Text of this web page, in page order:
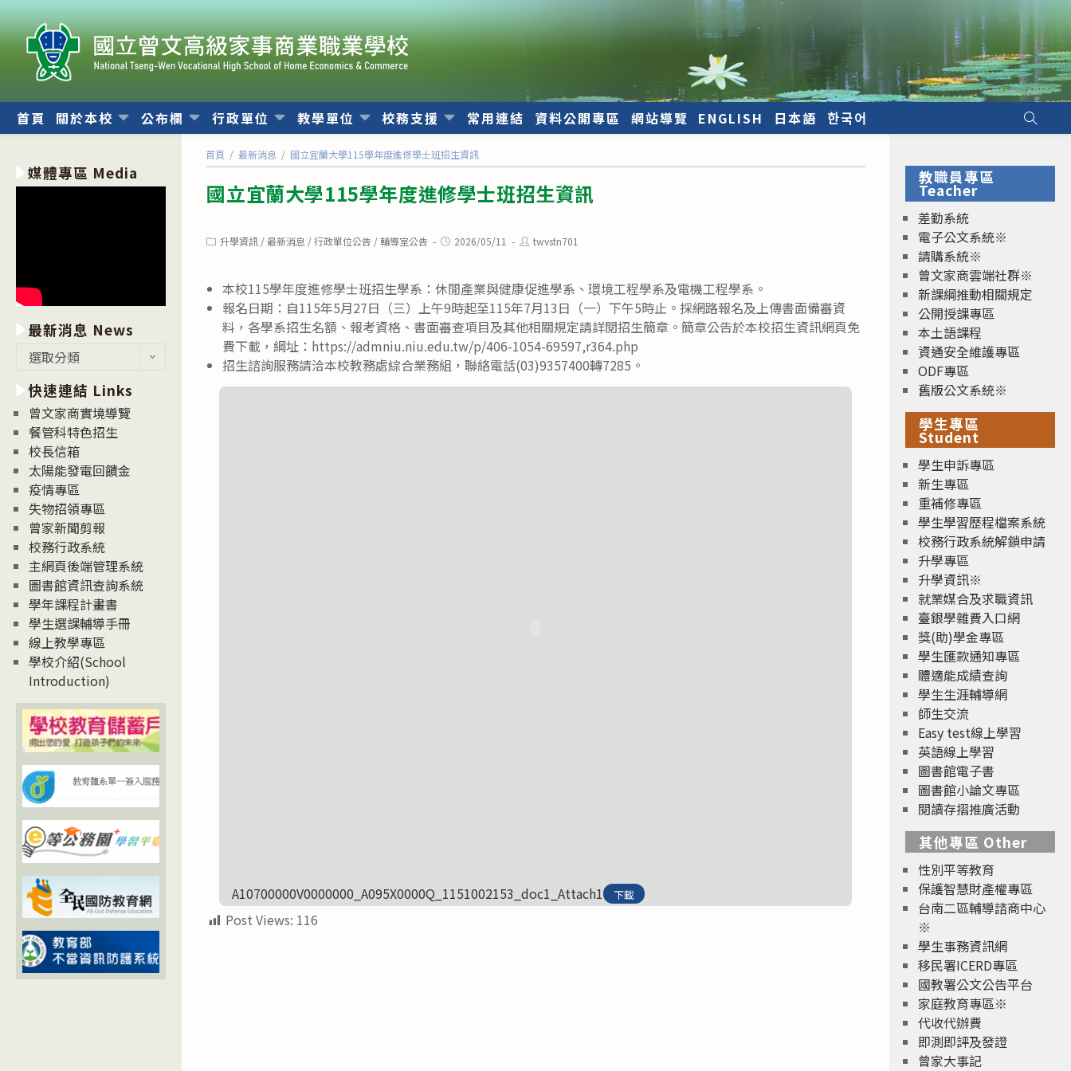
跳
轉
至
內
首頁 關於本校 公布欄 行政單位 教學單位 校務支援 常用連結 資料公開專區 網站導覽 ENGLISH 日本語 한국어
首頁 / 最新消息 / 國立宜蘭大學115學年度進修學士班招生資訊
國立宜蘭大學115學年度進修學士班招生資訊
Post升學資訊 / 最新消息 / 行政單位公告 / 輔導室公告
Post2026/05/11
Posttwvstn701
本校115學年度進修學士班招生學系：休閒產業與健康促進學系、環境工程學系及電機工程學系。
報名日期：自115年5月27日（三）上午9時起至115年7月13日（一）下午5時止。採網路報名及上傳書面備審資
料，各學系招生名額、報考資格、書面審查項目及其他相關規定請詳閱招生簡章。簡章公告於本校招生資訊網頁免
費下載，綱址：https://admniu.niu.edu.tw/p/406-1054-69597,r364.php
招生諮詢服務請洽本校教務處綜合業務組，聯絡電話(03)9357400轉7285。
A10700000V0000000_A095X0000Q_1151002153_doc1_Attach1 下載
Post Views: 116
媒體專區 Media
最新消息 News
消
息
News
選取分類
快速連結 Links
曾文家商實境導覽
餐管科特色招生
校長信箱
太陽能發電回饋金
疫情專區
失物招領專區
曾家新聞剪報
校務行政系統
主網頁後端管理系統
圖書館資訊查詢系統
學年課程計畫書
學生選課輔導手冊
線上教學專區
學校介紹(School
Introduction)
教職員專區
Teacher
差勤系統
電子公文系統※
請購系統※
曾文家商雲端社群※
新課綱推動相關規定
公開授課專區
本土語課程
資通安全維護專區
ODF專區
舊版公文系統※
學生專區
Student
學生申訴專區
新生專區
重補修專區
學生學習歷程檔案系統
校務行政系統解鎖申請
升學專區
升學資訊※
就業媒合及求職資訊
臺銀學雜費入口網
獎(助)學金專區
學生匯款通知專區
體適能成績查詢
學生生涯輔導網
師生交流
Easy test線上學習
英語線上學習
圖書館電子書
圖書館小論文專區
閱讀存摺推廣活動
其他專區 Other
性別平等教育
保護智慧財產權專區
台南二區輔導諮商中心
※
學生事務資訊網
移民署ICERD專區
國教署公文公告平台
家庭教育專區※
代收代辦費
即測即評及發證
曾家大事記